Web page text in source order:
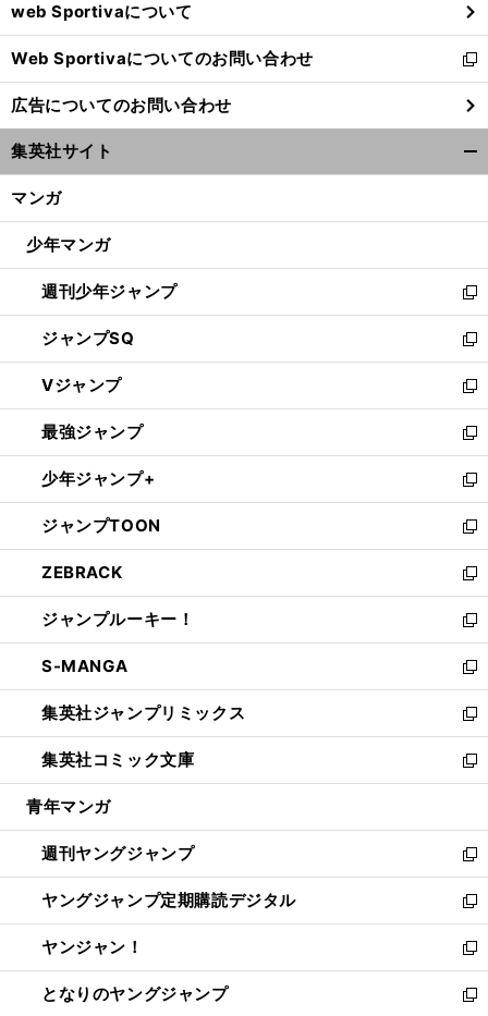
で
開
く
web Sportivaについて
Web Sportivaについてのお問い合わせ
新
し
い
ウ
ィ
ン
ウ
開
く
広告についてのお問い合わせ
集英社サイト
マンガ
少年マンガ
週刊少年ジャンプ
新
し
い
ウ
ィ
ン
ド
ウ
で
開
く
ジャンプSQ
新
し
い
ウ
ィ
ン
ド
ウ
で
開
く
Vジャンプ
新
し
い
ウ
ィ
ン
ド
ウ
で
開
く
最強ジャンプ
新
し
い
ウ
ィ
ン
ド
ウ
で
開
く
少年ジャンプ+
新
し
い
ウ
ィ
ン
ド
ウ
で
開
く
ジャンプTOON
新
し
い
ウ
ィ
ン
ド
ウ
で
開
く
ZEBRACK
新
し
い
ウ
ィ
ン
ド
ウ
で
開
ジャンプルーキー！
新
し
い
ウ
ィ
ン
ド
ウ
開
く
S-MANGA
新
し
い
ウ
ィ
ン
ウ
で
開
く
集英社ジャンプリミックス
新
し
い
ウ
ン
ド
ウ
で
開
く
集英社コミック文庫
新
し
ウ
ィ
ン
ド
ウ
で
開
く
青年マンガ
週刊ヤングジャンプ
新
し
い
ウ
ィ
ン
ド
ヤングジャンプ定期購読デジタル
新
し
い
ウ
ィ
ヤンジャン！
新
し
い
となりのヤングジャンプ
新